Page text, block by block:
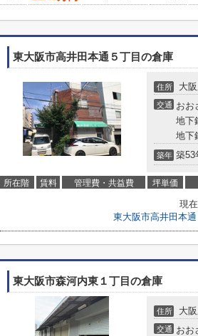
東大阪市高井田本通５丁目の倉庫
住所 大
交通 おお
地下
地下
築年 築53
所在階 賃料 管理費・共益費 坪単価
現
東大阪市高井田本
東大阪市森河内東１丁目の倉庫
住所 大
交通 おお